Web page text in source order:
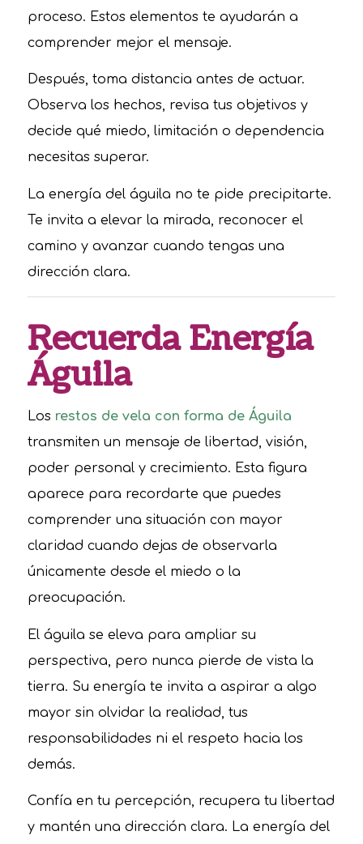
proceso. Estos elementos te ayudarán a
comprender mejor el mensaje.
Después, toma distancia antes de actuar.
Observa los hechos, revisa tus objetivos y
decide qué miedo, limitación o dependencia
necesitas superar.
La energía del águila no te pide precipitarte.
Te invita a elevar la mirada, reconocer el
camino y avanzar cuando tengas una
dirección clara.
Recuerda Energía
Águila
Los restos de vela con forma de Águila
transmiten un mensaje de libertad, visión,
poder personal y crecimiento. Esta figura
aparece para recordarte que puedes
comprender una situación con mayor
claridad cuando dejas de observarla
únicamente desde el miedo o la
preocupación.
El águila se eleva para ampliar su
perspectiva, pero nunca pierde de vista la
tierra. Su energía te invita a aspirar a algo
mayor sin olvidar la realidad, tus
responsabilidades ni el respeto hacia los
demás.
Confía en tu percepción, recupera tu libertad
y mantén una dirección clara. La energía del